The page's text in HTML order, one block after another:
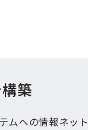
築
ムへの情報ネット